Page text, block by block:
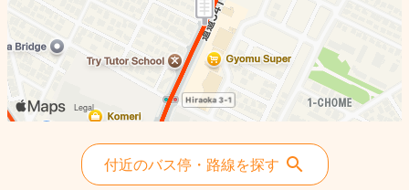
福68 - 北海道中央バス（株）
平50 - 北海道中央バス（株）
80 - 北海道中央バス（株）
大88 - 北海道中央バス（株）
付近のバス停・路線を探す